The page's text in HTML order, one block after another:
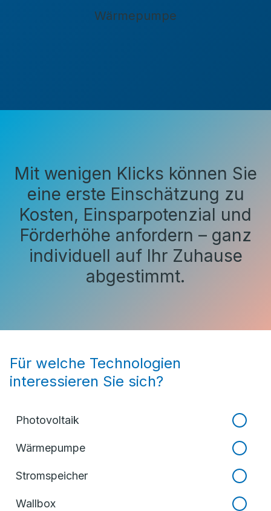
Wärmepumpe
Mit wenigen Klicks können Sie
eine erste Einschätzung zu
Kosten, Einsparpotenzial und
Förderhöhe anfordern – ganz
individuell auf Ihr Zuhause
abgestimmt.
Für welche Technologien
interessieren Sie sich?
Photovoltaik
Wärmepumpe
Stromspeicher
Wallbox